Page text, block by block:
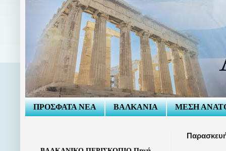
ΠΡΟΣΦΑΤΑ ΝΕΑ ΒΑΛΚΑΝΙΑ ΜΕΣΗ